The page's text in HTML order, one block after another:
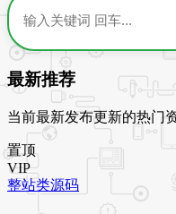
最新推荐
当前最新发布更新的热门
置顶
VIP
整站类源码